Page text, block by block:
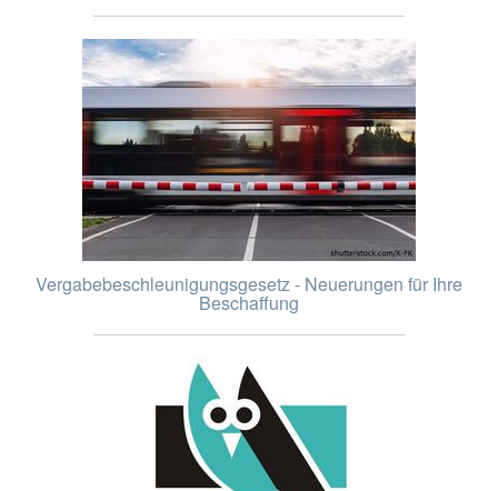
Vergabebeschleunigungsgesetz - Neuerungen für Ihre
Beschaffung